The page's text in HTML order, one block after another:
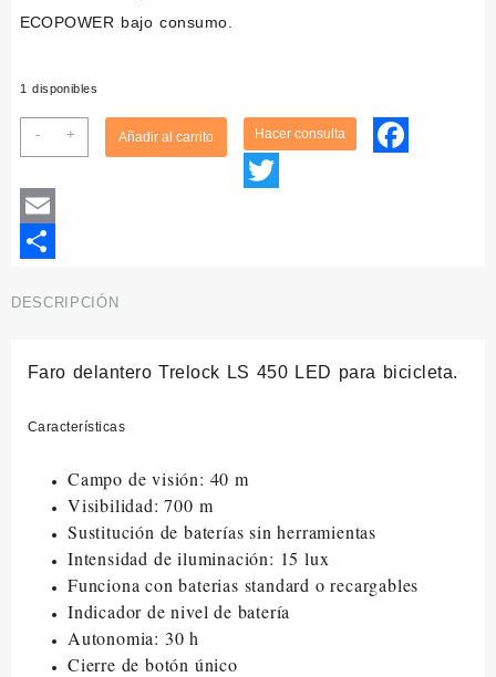
ECOPOWER bajo consumo.
1 disponibles
-
Faro
450
cantidad
+ Añadir al carrito
Facebook
Twitter
Email
DESCRIPCIÓN
Faro delantero Trelock LS 450 LED para bicicleta.
Características
Campo de visión: 40 m
Visibilidad: 700 m
Sustitución de baterías sin herramientas
Intensidad de iluminación: 15 lux
Funciona con baterias standard o recargables
Indicador de nivel de batería
Autonomia: 30 h
Cierre de botón único